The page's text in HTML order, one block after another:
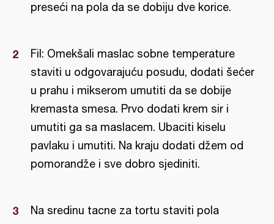
preseći na pola da se dobiju dve korice.
Fil: Omekšali maslac sobne temperature
staviti u odgovarajuću posudu, dodati šećer
u prahu i mikserom umutiti da se dobije
kremasta smesa. Prvo dodati krem sir i
umutiti ga sa maslacem. Ubaciti kiselu
pavlaku i umutiti. Na kraju dodati džem od
pomorandže i sve dobro sjediniti.
Na sredinu tacne za tortu staviti pola